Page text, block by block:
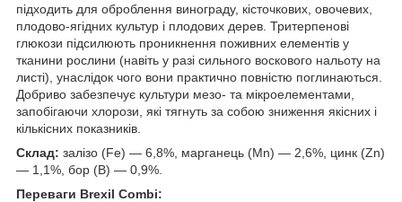
підходить для оброблення винограду, кісточкових, овочевих,
плодово-ягідних культур і плодових дерев. Тритерпенові
глюкози підсилюють проникнення поживних елементів у
тканини рослини (навіть у разі сильного воскового нальоту на
листі), унаслідок чого вони практично повністю поглинаються.
Добриво забезпечує культури мезо- та мікроелементами,
запобігаючи хлорози, які тягнуть за собою зниження якісних і
кількісних показників.
Склад: залізо (Fe) — 6,8%, марганець (Mn) — 2,6%, цинк (Zn)
— 1,1%, бор (B) — 0,9%.
Переваги Brexil Combi: